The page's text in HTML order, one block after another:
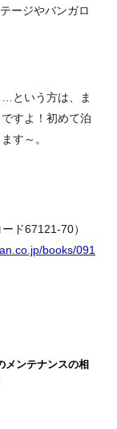
ージやバンガロ
という方は、ま
すよ！初めて泊
す～。
ド67121-70）
books/091
メンテナンスの相